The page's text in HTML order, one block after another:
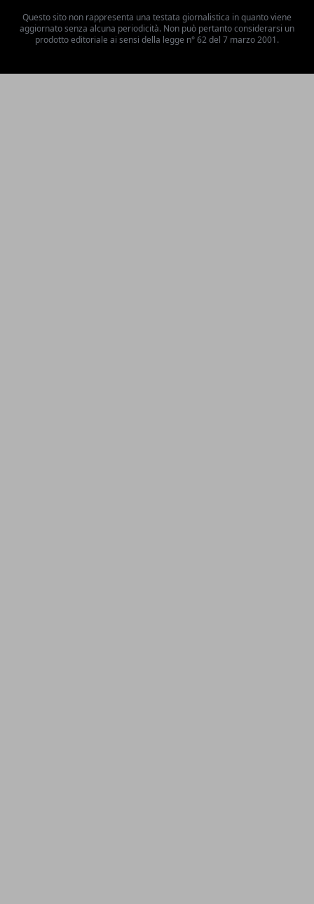
Questo sito non rappresenta una testata giornalistica in quanto viene
aggiornato senza alcuna periodicità. Non può pertanto considerarsi un
prodotto editoriale ai sensi della legge n° 62 del 7 marzo 2001.